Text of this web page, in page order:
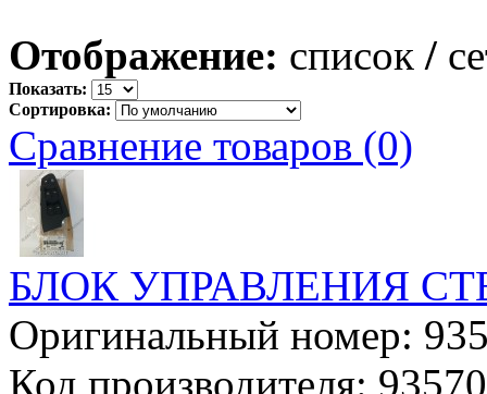
Отображение: список /
Показать:
Сортировка:
Сравнение товаров (0)
БЛОК УПРАВЛЕНИЯ
Оригинальный номер:
Код производителя: